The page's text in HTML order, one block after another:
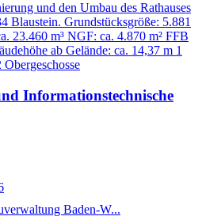
und den Umbau des Rathauses
Blaustein. Grundstücksgröße: 5.881
23.460 m³ NGF: ca. 4.870 m² FFB
ab Gelände: ca. 14,37 m 1
Obergeschosse
Informationstechnische
Baden-W...